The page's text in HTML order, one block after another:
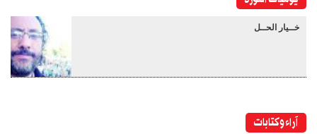
خــيار الحــل
آراء وكتابات